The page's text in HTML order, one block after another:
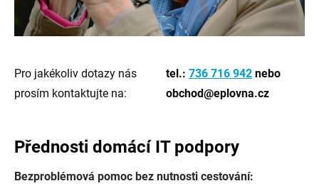
Pro jakékoliv dotazy nás
prosím kontaktujte na:
tel.: 736 716 942nebo
obchod@eplovna.cz
Přednosti domácí IT podpory
Bezproblémová pomoc bez nutnosti cestování: